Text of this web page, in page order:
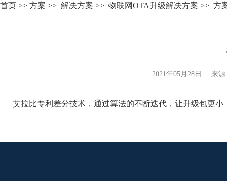
首页 >> 方案 >> 解决方案 >> 物联网OTA升级解决方案 >> 方
2021年05月28日 来
艾拉比专利差分技术，通过算法的不断迭代，让升级包更